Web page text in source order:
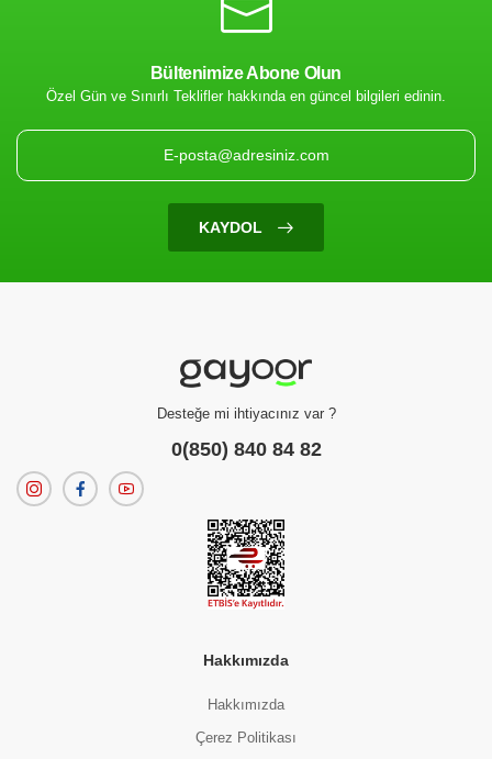
Filtrenize Uygun
Ürün Bulunamadı
Bültenimize Abone Olun
Özel Gün ve Sınırlı Teklifler hakkında en güncel bilgileri edinin.
KAYDOL
Desteğe mi ihtiyacınız var ?
0(850) 840 84 82
Hakkımızda
Hakkımızda
Çerez Politikası